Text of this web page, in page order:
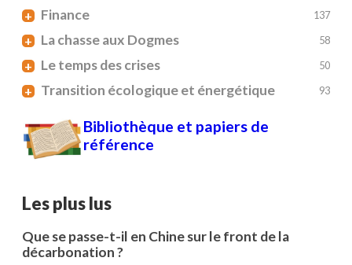
+ Finance 137
+ La chasse aux Dogmes 58
+ Le temps des crises 50
+ Transition écologique et énergétique 93
Bibliothèque et papiers de
référence
Les plus lus
Que se passe-t-il en Chine sur le front de la
décarbonation ?